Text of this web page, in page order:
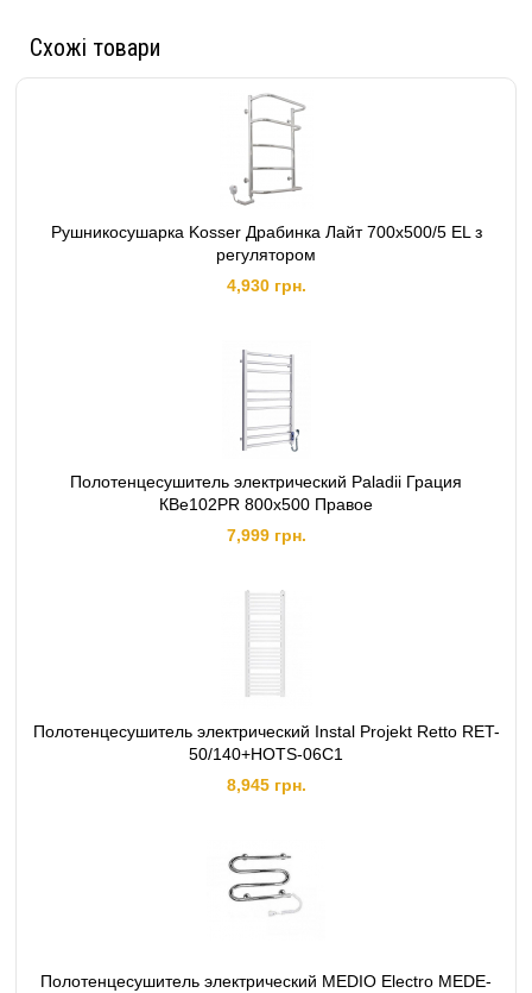
Схожі товари
Рушникосушарка Kosser Драбинка Лайт 700х500/5 EL з
регулятором
4,930 грн.
Полотенцесушитель электрический Paladii Грация
КВе102РR 800х500 Правое
7,999 грн.
Полотенцесушитель электрический Instal Projekt Retto RET-
50/140+HOTS-06C1
8,945 грн.
Полотенцесушитель электрический MEDIO Electro MEDE-